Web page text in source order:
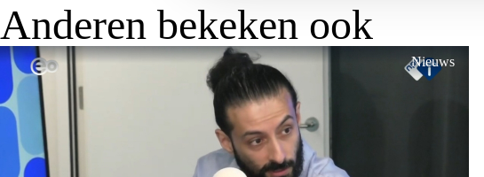
Anderen bekeken ook
Nieuws